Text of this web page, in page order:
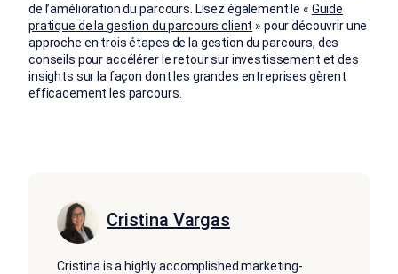
de l’amélioration du parcours. Lisez également le « Guide
pratique de la gestion du parcours client » pour découvrir une
approche en trois étapes de la gestion du parcours, des
conseils pour accélérer le retour sur investissement et des
insights sur la façon dont les grandes entreprises gèrent
efficacement les parcours.
Cristina Vargas
Cristina is a highly accomplished marketing-